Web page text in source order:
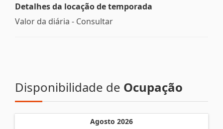
Detalhes da locação de temporada
Valor da diária - Consultar
Disponibilidade de Ocupação
Agosto 2026